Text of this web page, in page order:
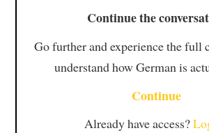
Continue the
Go further and experience the
understand how German is
Continue
Already have access?